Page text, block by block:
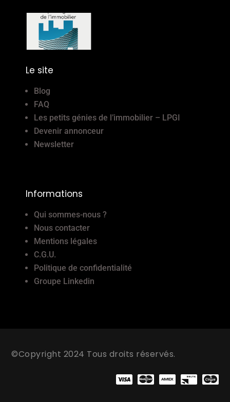
Le site
Blog
FAQ
Les petits génies de l’immobilier – LPGI
Devenir annonceur
Newsletter
Informations
Qui sommes-nous ?
Nous contacter
Mentions légales
C.G.U.
Politique de confidentialité
Groupe Linkedin
©Copyright 2024 Tous droits réservés.